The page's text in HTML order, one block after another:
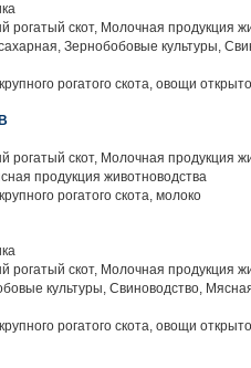
рогатый скот, Молочная продукция
Зернобобовые культуры,
рогатого скота, овощи
рогатый скот, Молочная продукция
продукция животноводства
рогатого скота, молоко
рогатый скот, Молочная продукция
культуры, Свиноводство,
рогатого скота, овощи